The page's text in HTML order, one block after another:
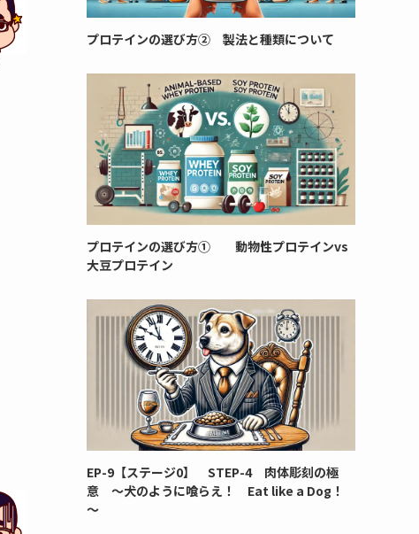
プロテインの選び方② 製法と種類について
プロテインの選び方① 動物性プロテインvs
大豆プロテイン
EP-9【ステージ0】 STEP-4 肉体彫刻の極
意 ～犬のように喰らえ！ Eat like a Dog！
～